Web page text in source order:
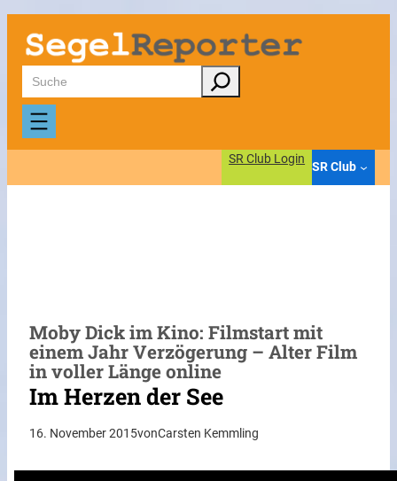
Zum
Inhalt
springen
Suchen
SR Club Login
SR Club
Moby Dick im Kino: Filmstart mit
einem Jahr Verzögerung – Alter Film
in voller Länge online
Im Herzen der See
16. November 2015vonCarsten Kemmling